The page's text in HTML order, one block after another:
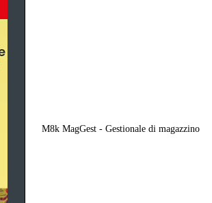
M8k MagGest - Gestionale di magazzino